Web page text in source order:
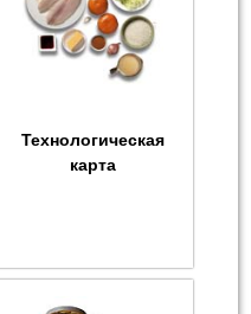
Технологическая
карта